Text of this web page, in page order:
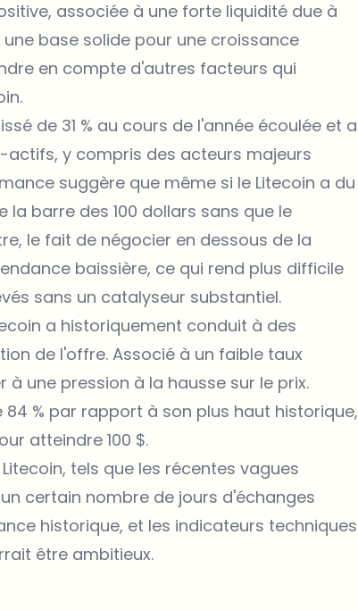
associée à une forte liquidité due à
base solide pour une croissance
en compte d'autres facteurs qui
de 31 % au cours de l'année écoulée et a
actifs, y compris des acteurs majeurs
suggère que même si le Litecoin a du
barre des 100 dollars sans que le
le fait de négocier en dessous de la
baissière, ce qui rend plus difficile
sans un catalyseur substantiel.
a historiquement conduit à des
de l'offre. Associé à un faible taux
à une pression à la hausse sur le prix.
% par rapport à son plus haut historique,
atteindre 100 $.
tels que les récentes vagues
certain nombre de jours d'échanges
historique, et les indicateurs techniques
être ambitieux.